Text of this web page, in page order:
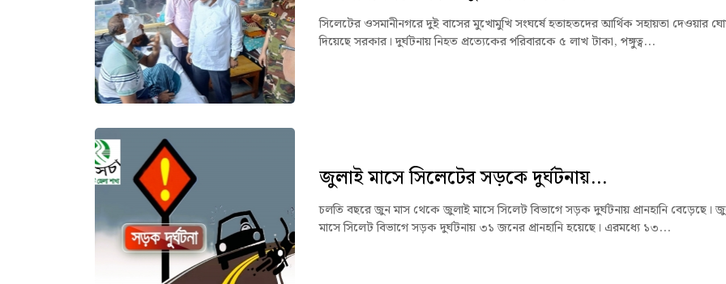
সিলেটের ওসমানীনগরে দুই বাসের মুখোমুখি সংঘর্ষে হতাহতদের আর্থিক সহায়তা দেওয়ার
দিয়েছে সরকার। দুর্ঘটনায় নিহত প্রত্যেকের পরিবারকে ৫ লাখ টাকা, পঙ্গুত্ব...
জুলাই মাসে সিলেটের সড়কে দুর্ঘটনায়...
চলতি বছরে জুন মাস থেকে জুলাই মাসে সিলেট বিভাগে সড়ক দুর্ঘটনায় প্রানহানি বেড়েছে।
মাসে সিলেট বিভাগে সড়ক দুর্ঘটনায় ৩১ জনের প্রানহানি হয়েছে। এরমধ্যে ১৩...